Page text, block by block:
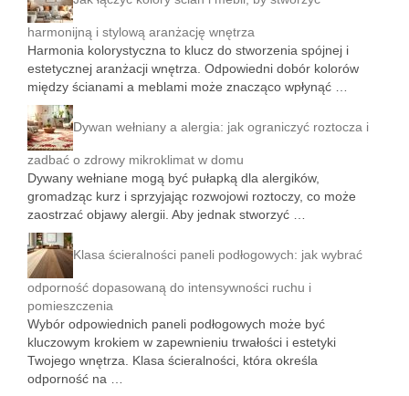
harmonijną i stylową aranżację wnętrza
Harmonia kolorystyczna to klucz do stworzenia spójnej i
estetycznej aranżacji wnętrza. Odpowiedni dobór kolorów
między ścianami a meblami może znacząco wpłynąć …
Dywan wełniany a alergia: jak ograniczyć roztocza i
zadbać o zdrowy mikroklimat w domu
Dywany wełniane mogą być pułapką dla alergików,
gromadząc kurz i sprzyjając rozwojowi roztoczy, co może
zaostrzać objawy alergii. Aby jednak stworzyć …
Klasa ścieralności paneli podłogowych: jak wybrać
odporność dopasowaną do intensywności ruchu i
pomieszczenia
Wybór odpowiednich paneli podłogowych może być
kluczowym krokiem w zapewnieniu trwałości i estetyki
Twojego wnętrza. Klasa ścieralności, która określa
odporność na …